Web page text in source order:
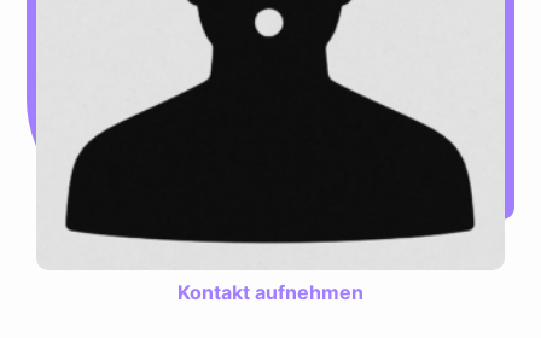
Kontakt aufnehmen